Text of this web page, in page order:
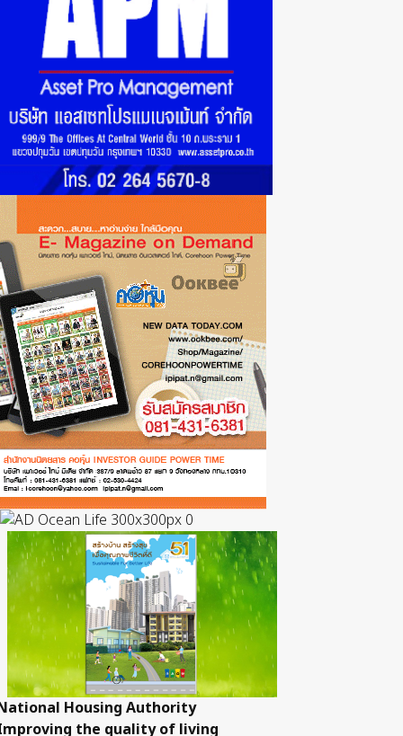
Housing Authority
the quality of living